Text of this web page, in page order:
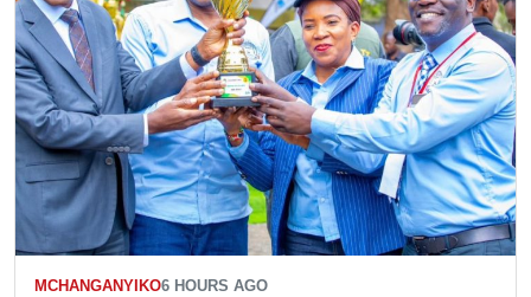
MCHANGANYIKO6 HOURS AGO